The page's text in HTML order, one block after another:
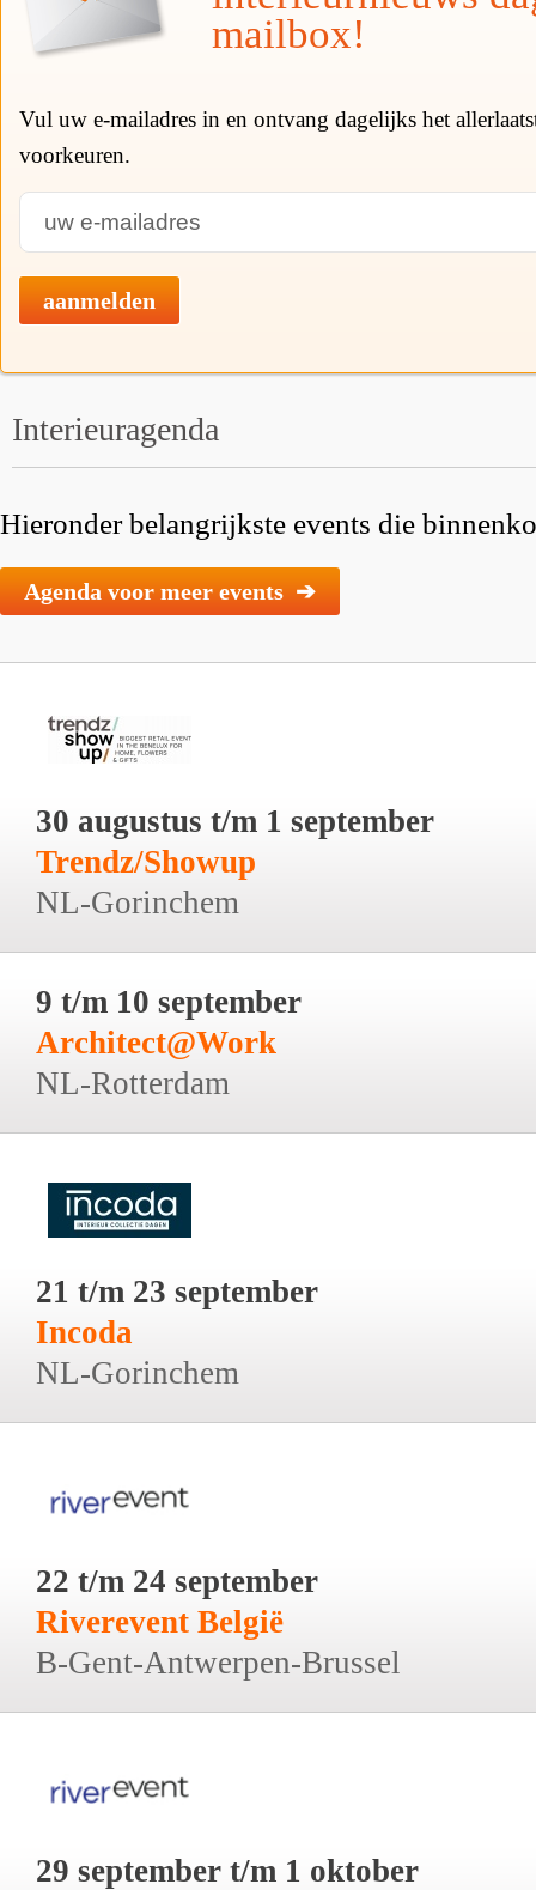
mailbox!
Vul uw e-mailadres in en ontvang dagelijks het
voorkeuren.
aanmelden
Interieuragenda
Hieronder belangrijkste events die
Agenda voor meer events ➔
30 augustus t/m 1 september
Trendz/Showup
NL-Gorinchem
9 t/m 10 september
Architect@Work
NL-Rotterdam
21 t/m 23 september
Incoda
NL-Gorinchem
22 t/m 24 september
Riverevent België
B-Gent-Antwerpen-Brussel
29 september t/m 1 oktober